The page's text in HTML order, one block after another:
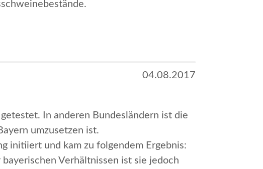
04.08.2017
In anderen Bundesländern ist die
umzusetzen ist.
initiiert und kam zu folgendem Ergebnis:
Verhältnissen ist sie jedoch